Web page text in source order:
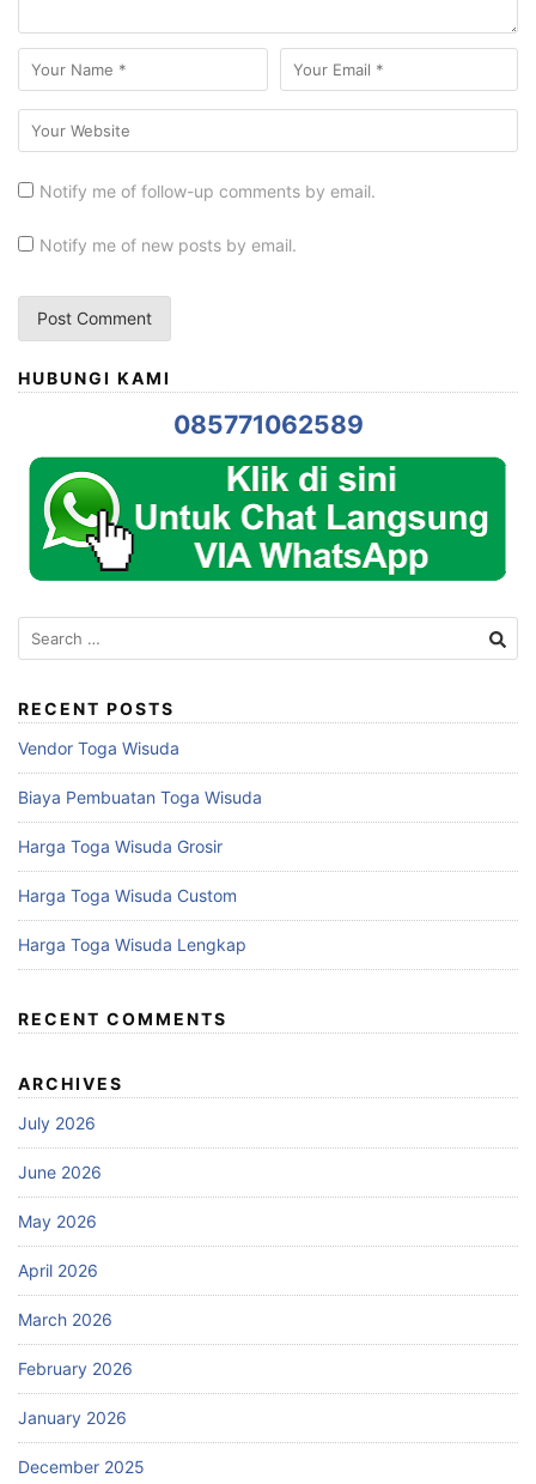
Notify me of follow-up comments by email.
Notify me of new posts by email.
HUBUNGI KAMI
085771062589
Search
for:
RECENT POSTS
Vendor Toga Wisuda
Biaya Pembuatan Toga Wisuda
Harga Toga Wisuda Grosir
Harga Toga Wisuda Custom
Harga Toga Wisuda Lengkap
RECENT COMMENTS
ARCHIVES
July 2026
June 2026
May 2026
April 2026
March 2026
February 2026
January 2026
December 2025